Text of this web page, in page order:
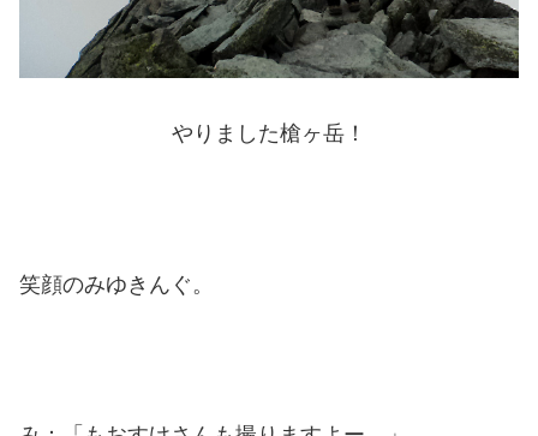
やりました槍ヶ岳！
笑顔のみゆきんぐ。